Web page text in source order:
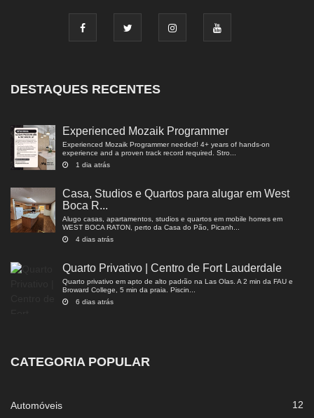
DESTAQUES RECENTES
Experienced Mozaik Programmer
Experienced Mozaik Programmer needed! 4+ years of hands-on
experience and a proven track record required. Stro...
1 dia atrás
Casa, Studios e Quartos para alugar em West
Boca R...
Alugo casas, apartamentos, studios e quartos em mobile homes em
WEST BOCA RATON, perto da Casa do Pão, Picanh...
4 dias atrás
Quarto Privativo | Centro de Fort Lauderdale
Quarto privativo em apto de alto padrão na Las Olas. A 2 min da FAU e
Broward College, 5 min da praia. Piscin...
6 dias atrás
CATEGORIA POPULAR
Automóveis 12